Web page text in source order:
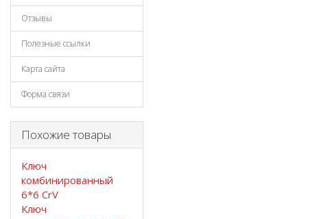
Отзывы
Полезные ссылки
Карта сайта
Форма связи
Похожие товары
Ключ
комбинированный
6*6 CrV
Ключ